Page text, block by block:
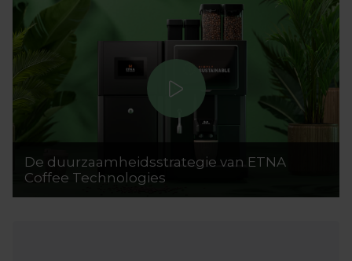
De duurzaamheidsstrategie van ETNA
Coffee Technologies